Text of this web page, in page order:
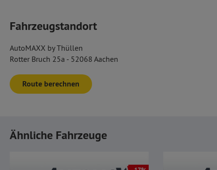
Fahrzeugstandort
AutoMAXX by Thüllen
Rotter Bruch 25a - 52068 Aachen
Route berechnen
Ähnliche Fahrzeuge